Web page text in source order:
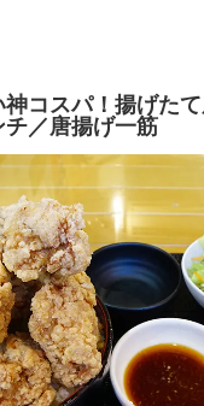
コスパ！揚げた
／唐揚げ一筋